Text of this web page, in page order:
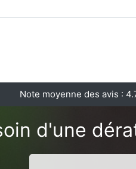
Note moyenne des avis :
d'une